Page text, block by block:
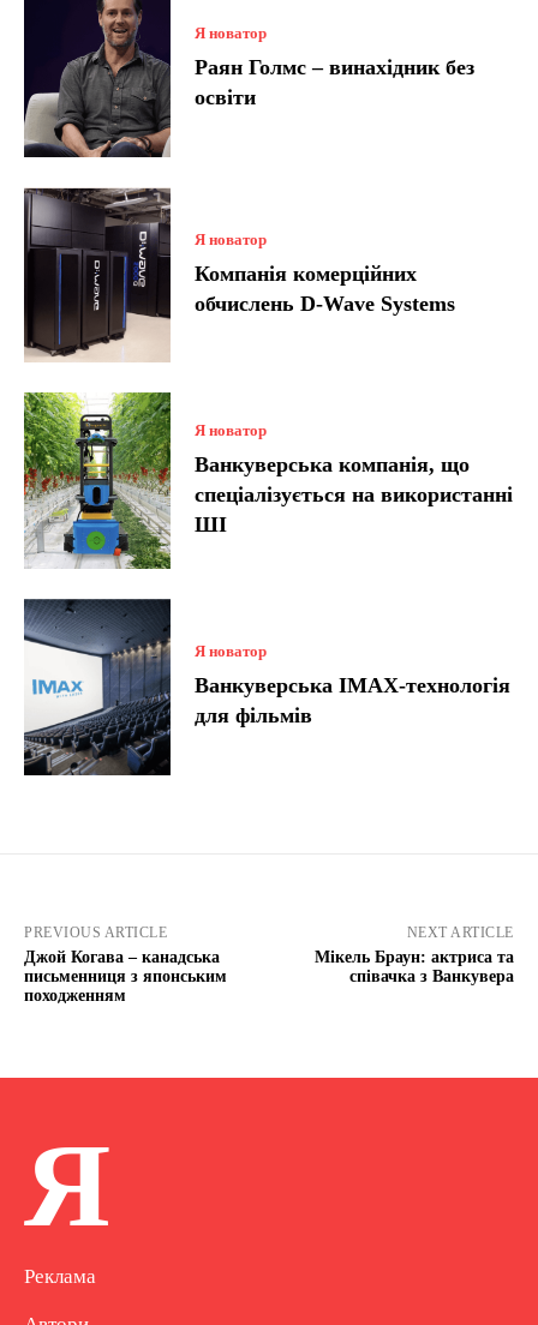
Я новатор
Раян Голмс – винахідник без
освіти
Я новатор
Компанія комерційних
обчислень D-Wave Systems
Я новатор
Ванкуверська компанія, що
спеціалізується на використанні
ШІ
Я новатор
Ванкуверська IMAX-технологія
для фільмів
PREVIOUS ARTICLE
Джой Когава – канадська
письменниця з японським
походженням
NEXT ARTICLE
Мікель Браун: актриса та
співачка з Ванкувера
Я
Реклама